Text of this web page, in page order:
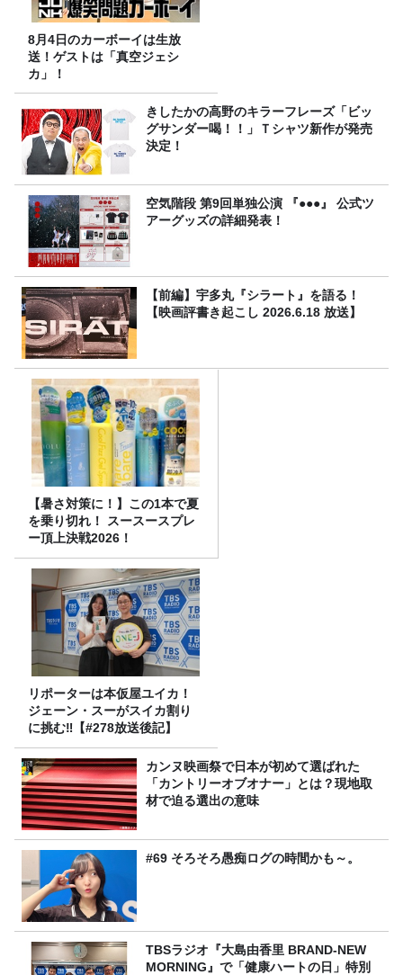
8月4日のカーボーイは生放
送！ゲストは「真空ジェシ
カ」！
きしたかの高野のキラーフレーズ「ビッ
グサンダー喝！！」Ｔシャツ新作が発売
決定！
空気階段 第9回単独公演 『●●●』 公式ツ
アーグッズの詳細発表！
【前編】宇多丸『シラート』を語る！
【映画評書き起こし 2026.6.18 放送】
【暑さ対策に！】この1本で夏
を乗り切れ！ スースースプレ
ー頂上決戦2026！
リポーターは本仮屋ユイカ！
ジェーン・スーがスイカ割り
に挑む‼【#278放送後記】
カンヌ映画祭で日本が初めて選ばれた
「カントリーオブオナー」とは？現地取
材で迫る選出の意味
#69 そろそろ愚痴ログの時間かも～。
TBSラジオ『大島由香里 BRAND-NEW
MORNING』で「健康ハートの日」特別